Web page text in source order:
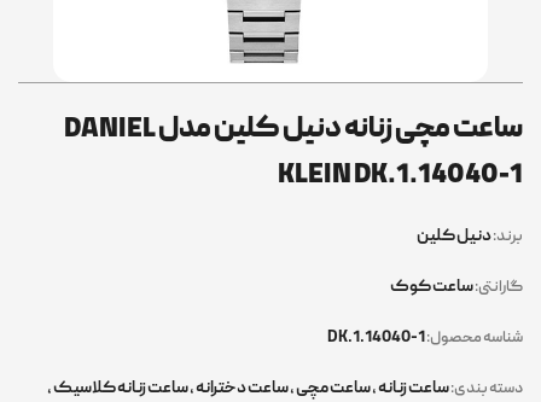
ساعت مچی زنانه دنیل کلین مدل DANIEL
KLEIN DK.1.14040-1
برند:دنیل کلین
گارانتی:ساعت کوک
شناسه محصول:
دسته بندی:ساعت زنانه,ساعت مچی,ساعت دخترانه,ساعت زنانه کلاسیک,